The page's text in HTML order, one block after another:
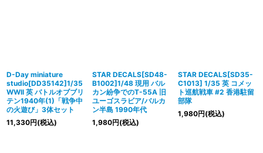
D-Day miniature
studio[DD35142]1/35
WWII 英 バトルオブブリ
テン1940年(1)「戦争中
の火遊び」3体セット
11,330円(税込)
STAR DECALS[SD48-
B1002]1/48 現用 バル
カン紛争でのT-55A 旧
ユーゴスラビア/バルカ
ン半島 1990年代
1,980円(税込)
STAR DECALS[SD35-
C1013] 1/35 英 コメッ
ト巡航戦車 #2 香港駐留
部隊
1,980円(税込)